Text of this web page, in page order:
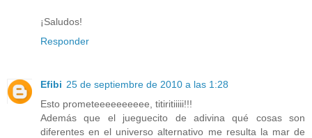
¡Saludos!
Responder
Efibi 25 de septiembre de 2010 a las 1:28
Esto prometeeeeeeeeee, titiritiiiii!!!
Además que el jueguecito de adivina qué cosas son
diferentes en el universo alternativo me resulta la mar de